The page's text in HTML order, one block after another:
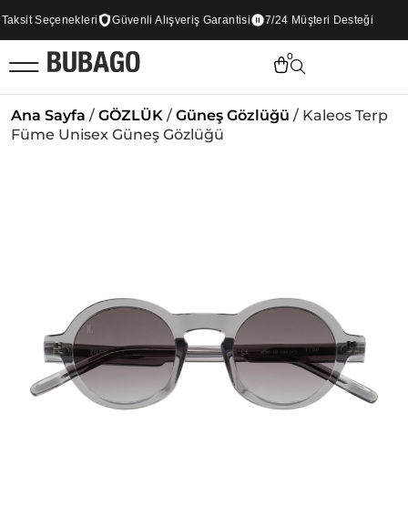
Seçenekleri Güvenli Alışveriş Garantisi 7/24 Müşteri Desteği
0
Ana Sayfa / GÖZLÜK / Güneş Gözlüğü / Kaleos Terp
Füme Unisex Güneş Gözlüğü